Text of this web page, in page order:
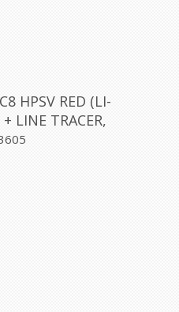
HPSV RED (LI-
LINE TRACER,